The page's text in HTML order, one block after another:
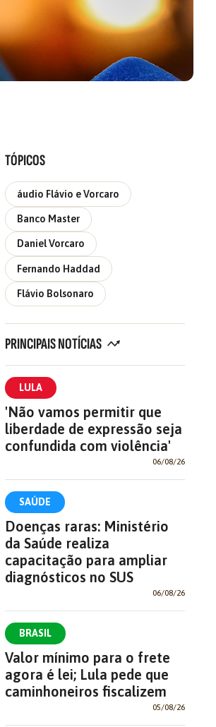
TÓPICOS
áudio Flávio e Vorcaro
Banco Master
Daniel Vorcaro
Fernando Haddad
Flávio Bolsonaro
PRINCIPAIS NOTÍCIAS
LULA
'Não vamos permitir que
liberdade de expressão seja
confundida com violência'
06/08/26
SAÚDE
Doenças raras: Ministério
da Saúde realiza
capacitação para ampliar
diagnósticos no SUS
06/08/26
BRASIL
Valor mínimo para o frete
agora é lei; Lula pede que
caminhoneiros fiscalizem
05/08/26